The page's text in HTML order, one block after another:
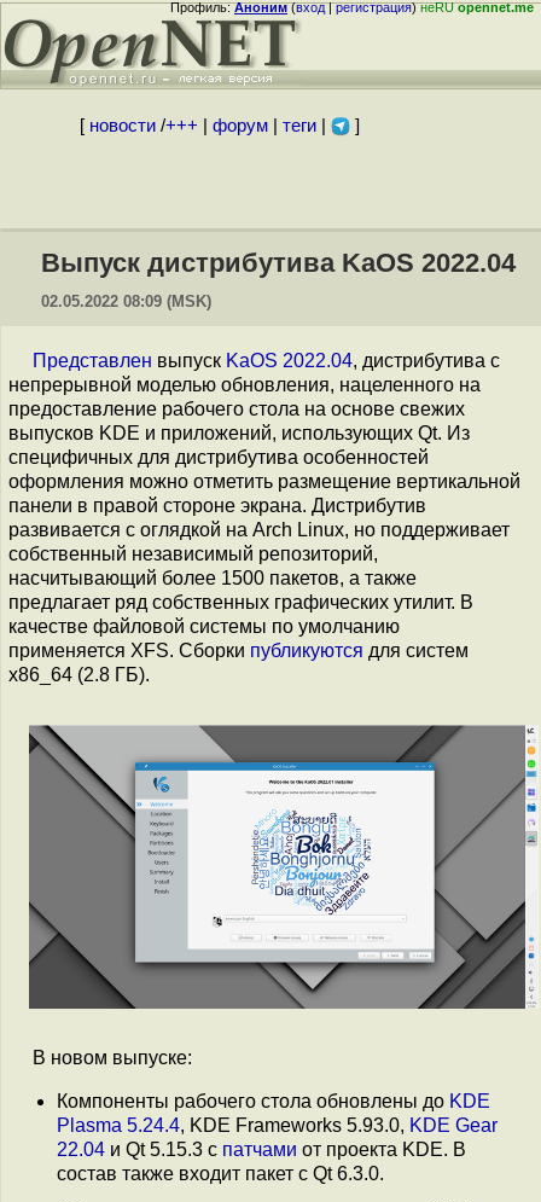
Профиль:Аноним(вход|регистрация)неRUopennet.me
[ новости/+++ форум| теги| ]
Выпуск дистрибутива KaOS 2022.04
02.05.2022 08:09 (MSK)
Представлен выпуск KaOS 2022.04, дистрибутива с
непрерывной моделью обновления, нацеленного на
предоставление рабочего стола на основе свежих
выпусков KDE и приложений, использующих Qt. Из
специфичных для дистрибутива особенностей
оформления можно отметить размещение вертикальной
панели в правой стороне экрана. Дистрибутив
развивается с оглядкой на Arch Linux, но поддерживает
собственный независимый репозиторий,
насчитывающий более 1500 пакетов, а также
предлагает ряд собственных графических утилит. В
качестве файловой системы по умолчанию
применяется XFS. Сборки публикуются для систем
x86_64 (2.8 ГБ).
В новом выпуске:
Компоненты рабочего стола обновлены до KDE
Plasma 5.24.4, KDE Frameworks 5.93.0, KDE Gear
22.04 и Qt 5.15.3 c патчами от проекта KDE. В
состав также входит пакет с Qt 6.3.0.